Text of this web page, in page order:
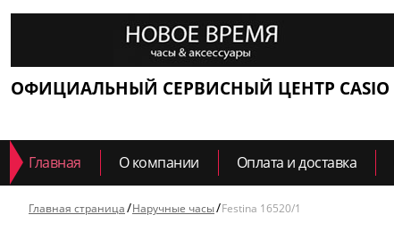
ОФИЦИАЛЬНЫЙ СЕРВИСНЫЙ ЦЕНТР CASIO
Главная О компании Оплата и доставка
Главная страница Наручные часы Festina 16520/1